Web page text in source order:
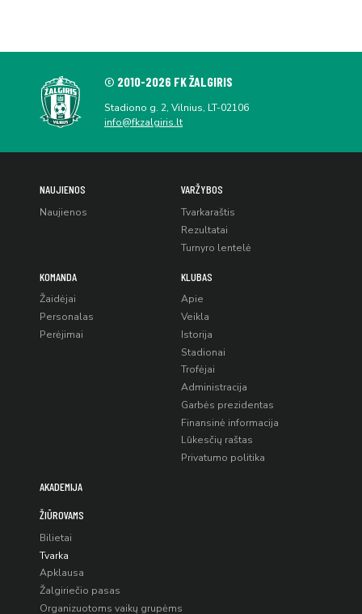
© 2010-2026 FK ŽALGIRIS
Stadiono g. 2, Vilnius, LT-02106
info@fkzalgiris.lt
NAUJIENOS
Naujienos
VARŽYBOS
Tvarkaraštis
Rezultatai
Turnyro lentelė
KOMANDA
Žaidėjai
Personalas
Perėjimai
KLUBAS
Apie
Veikla
Istorija
Stadionai
Trofėjai
Administracija
Garbės prezidentas
Finansinė informacija
Lūkesčių raštas
Privatumo politika
AKADEMIJA
ŽIŪROVAMS
Bilietai
Tvarka
Apklausa
Žalgiriečio pasas
Organizuotoms vaikų grupėms